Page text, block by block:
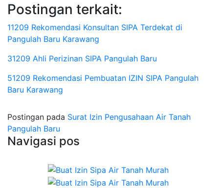
Postingan terkait:
11209 Rekomendasi Konsultan SIPA Terdekat di
Pangulah Baru Karawang
31209 Ahli Perizinan SIPA Pangulah Baru
51209 Rekomendasi Pembuatan IZIN SIPA Pangulah
Baru Karawang
Postingan pada Surat Izin Pengusahaan Air Tanah
Pangulah Baru
Navigasi pos